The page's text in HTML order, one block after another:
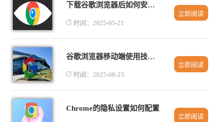
下载谷歌浏览器后如何安装并同步个人设置
时间：2025-05-21
立即阅读
谷歌浏览器移动端使用技巧及隐藏功能讲解
时间：2025-08-25
立即阅读
Chrome的隐私设置如何配置
立即阅读